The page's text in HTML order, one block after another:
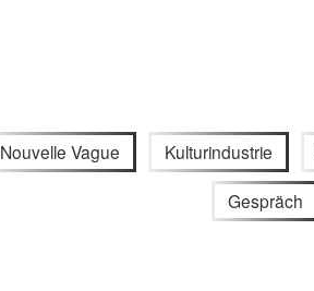
Nouvelle Vague Kulturindustrie
Gespräch